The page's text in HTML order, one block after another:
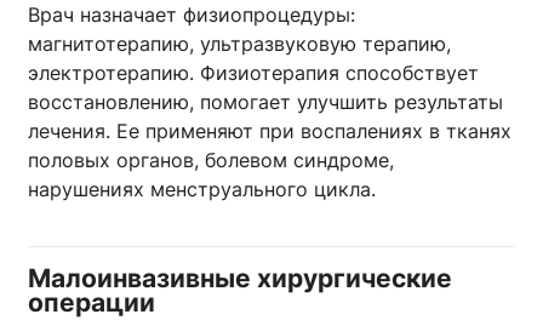
Врач назначает физиопроцедуры:
магнитотерапию, ультразвуковую терапию,
электротерапию. Физиотерапия способствует
восстановлению, помогает улучшить результаты
лечения. Ее применяют при воспалениях в тканях
половых органов, болевом синдроме,
нарушениях менструального цикла.
Малоинвазивные хирургические
операции